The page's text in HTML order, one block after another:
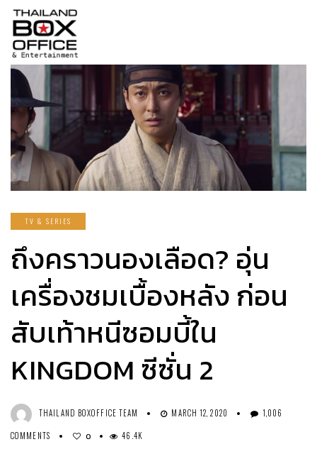
TV & SERIES
ถึงคราวนองเลือด? อุ่น
เครื่องชมเบื้องหลัง ก่อน
สับเท้าหนีซอมบี้ใน
KINGDOM ซีซั่น 2
THAILAND BOXOFFICE TEAM MARCH 12, 2020
1,006
COMMENTS
0 46.4K